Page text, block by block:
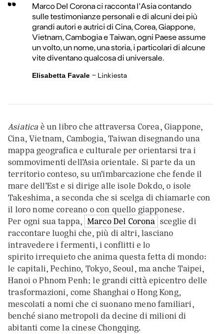
Marco Del Corona ci racconta l’Asia contando
sulle testimonianze personali e di alcuni dei più
grandi autori e autrici di Cina, Corea, Giappone,
Vietnam, Cambogia e Taiwan, ogni Paese assume
un volto, un nome, una storia, i particolari di alcune
vite diventano qualcosa di universale.
Elisabetta Favale - Linkiesta
Asiatica è un libro che attraversa Corea, Giappone,
Cina, Vietnam, Cambogia, Taiwan disegnando una
mappa geografica e culturale per orientarsi tra i
sommovimenti dell’Asia orientale. Si parte da un
territorio conteso, su un’imbarcazione che fende il
mare dell’Est e si dirige alle isole Dokdo, o isole
Takeshima, a seconda che si scelga di chiamarle con
il loro nome coreano o con quello giapponese.
Per ogni sua tappa, Marco Del Corona sceglie di
raccontare luoghi che, più di altri, lasciano
intravedere i fermenti, i conflitti e lo
spirito irrequieto che anima questa fetta di mondo:
le capitali, Pechino, Tokyo, Seoul, ma anche Taipei,
Hanoi o Phnom Penh; le grandi città epicentro delle
trasformazioni, come Shanghai o Hong Kong,
mescolati a nomi che ci suonano meno familiari,
benché siano metropoli da decine di milioni di
abitanti come la cinese Chongqing.